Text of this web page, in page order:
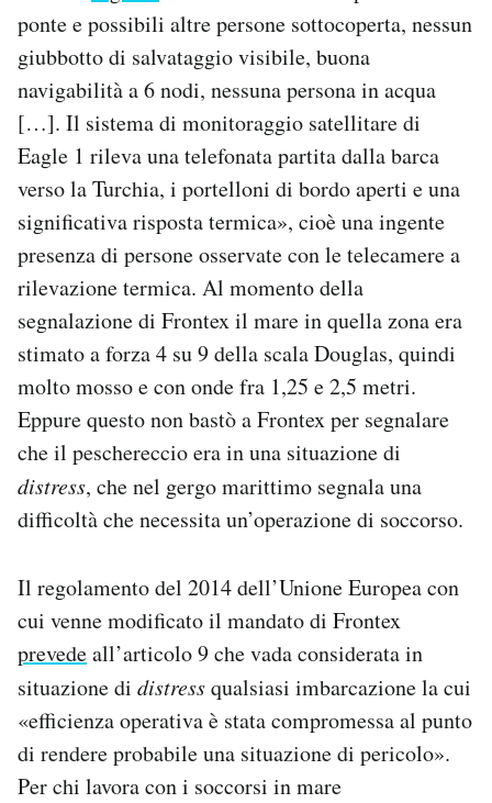
ponte e possibili altre persone sottocoperta, nessun
giubbotto di salvataggio visibile, buona
navigabilità a 6 nodi, nessuna persona in acqua
[…]. Il sistema di monitoraggio satellitare di
Eagle 1 rileva una telefonata partita dalla barca
verso la Turchia, i portelloni di bordo aperti e una
significativa risposta termica», cioè una ingente
presenza di persone osservate con le telecamere a
rilevazione termica. Al momento della
segnalazione di Frontex il mare in quella zona era
stimato a forza 4 su 9 della scala Douglas, quindi
molto mosso e con onde fra 1,25 e 2,5 metri.
Eppure questo non bastò a Frontex per segnalare
che il peschereccio era in una situazione di
distress, che nel gergo marittimo segnala una
difficoltà che necessita un’operazione di soccorso.
Il regolamento del 2014 dell’Unione Europea con
cui venne modificato il mandato di Frontex
prevedeall’articolo 9 che vada considerata in
situazione di distressqualsiasi imbarcazione la cui
«efficienza operativa è stata compromessa al punto
di rendere probabile una situazione di pericolo».
Per chi lavora con i soccorsi in mare